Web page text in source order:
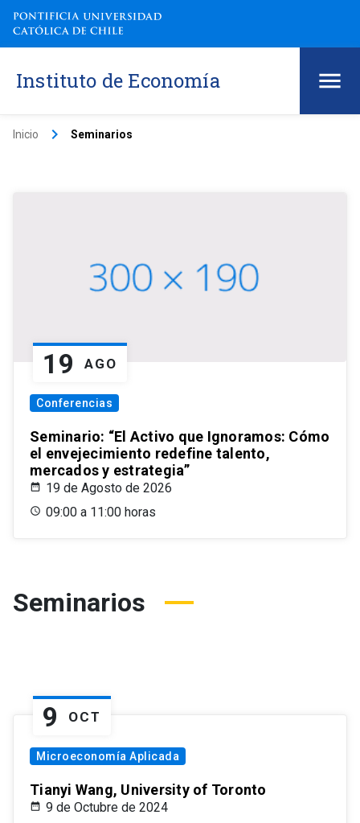
Instituto de Economía
Inicio keyboard_arrow_right Seminarios
19 AGO
Conferencias
Seminario: “El Activo que Ignoramos: Cómo
el envejecimiento redefine talento,
mercados y estrategia”
19 de Agosto de 2026
09:00 a 11:00 horas
Seminarios
9 OCT
Microeconomía Aplicada
Tianyi Wang, University of Toronto
9 de Octubre de 2024